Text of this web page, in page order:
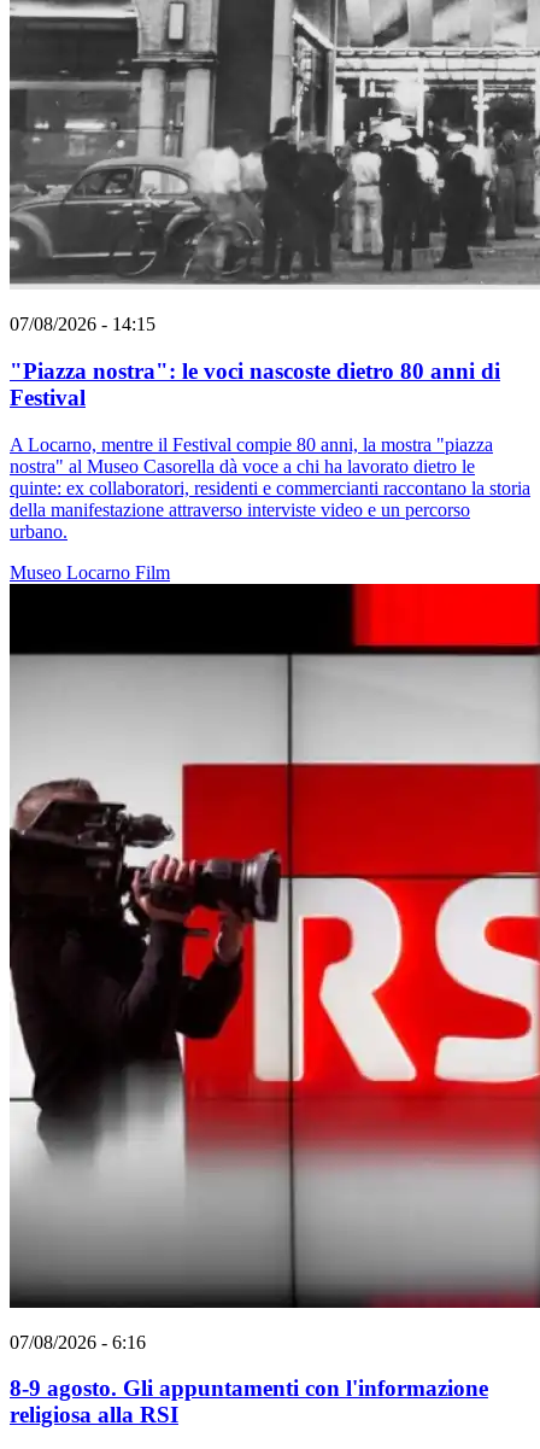
07/08/2026 - 14:15
"Piazza nostra": le voci nascoste dietro 80 anni di
Festival
A Locarno, mentre il Festival compie 80 anni, la mostra "piazza
nostra" al Museo Casorella dà voce a chi ha lavorato dietro le
quinte: ex collaboratori, residenti e commercianti raccontano la storia
della manifestazione attraverso interviste video e un percorso
urbano.
Museo Locarno Film
07/08/2026 - 6:16
8-9 agosto. Gli appuntamenti con l'informazione
religiosa alla RSI